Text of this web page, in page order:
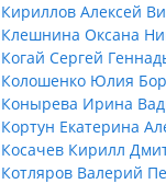
Кириллов Алексей
Клешнина Оксана
Когай Сергей
Колошенко Юлия
Конырева Ирина
Кортун Екатерина
Косачев Кирилл
Котляров Валерий